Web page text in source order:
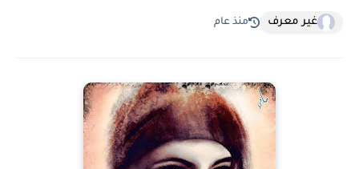
غير معرف منذ عام